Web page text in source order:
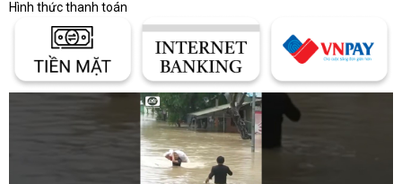
Hình thức thanh toán